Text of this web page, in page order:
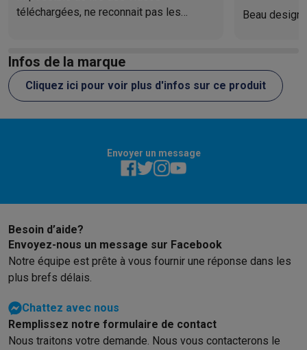
bien plus encore, et obtenez des réponses directement à
téléchargées, ne reconnait pas les
Beau design
Infos de la marque
Cliquez ici pour voir plus d'infos sur ce produit
Envoyer un message
Besoin d’aide?
Envoyez-nous un message sur Facebook
Notre équipe est prête à vous fournir une réponse dans les
plus brefs délais.
Chattez avec nous
Remplissez notre formulaire de contact
Nous traitons votre demande. Nous vous contacterons le